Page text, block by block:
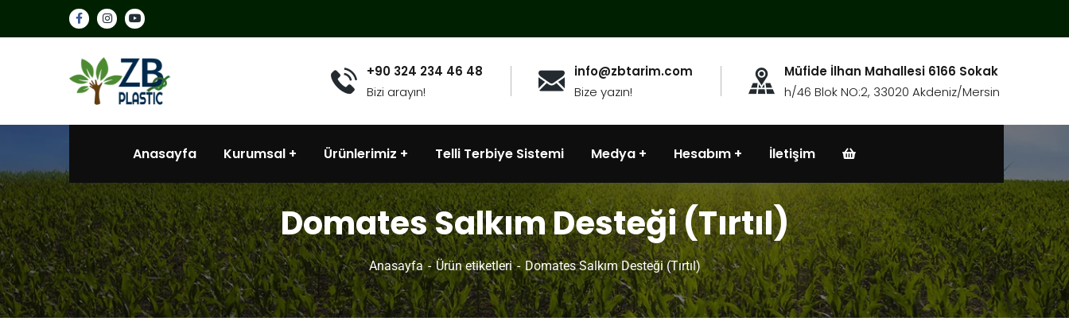
+90 324 234 46 48
Bizi arayın!
info@zbtarim.com
Bize yazın!
Müfide İlhan Mahallesi 6166 Sokak
h/46 Blok NO:2, 33020 Akdeniz/Mersin
Anasayfa Kurumsal Ürünlerimiz Telli Terbiye Sistemi Medya Hesabım İletişim
Domates Salkım Desteği (Tırtıl)
Anasayfa Ürün etiketleri Domates Salkım Desteği (Tırtıl)